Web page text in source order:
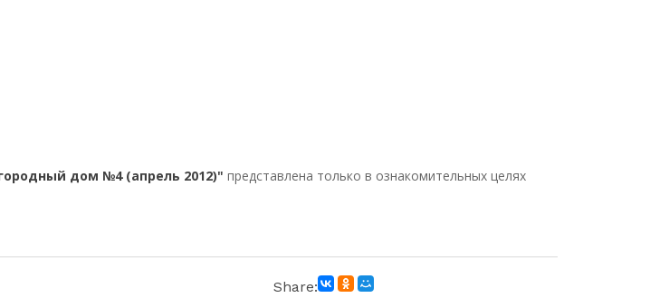
дом №4 (апрель 2012)" представлена только в ознакомительных целях
Share: